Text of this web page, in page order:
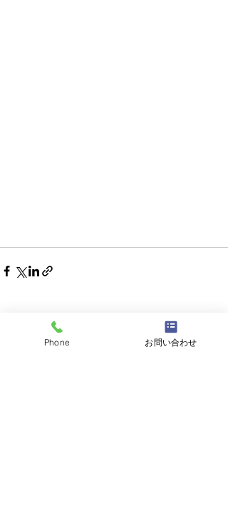
Phone お問い合わせ